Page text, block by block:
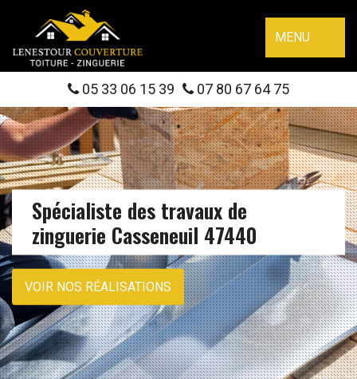
MENU
05 33 06 15 39 07 80 67 64 75
Spécialiste des travaux de
zinguerie Casseneuil 47440
VOIR NOS RÉALISATIONS